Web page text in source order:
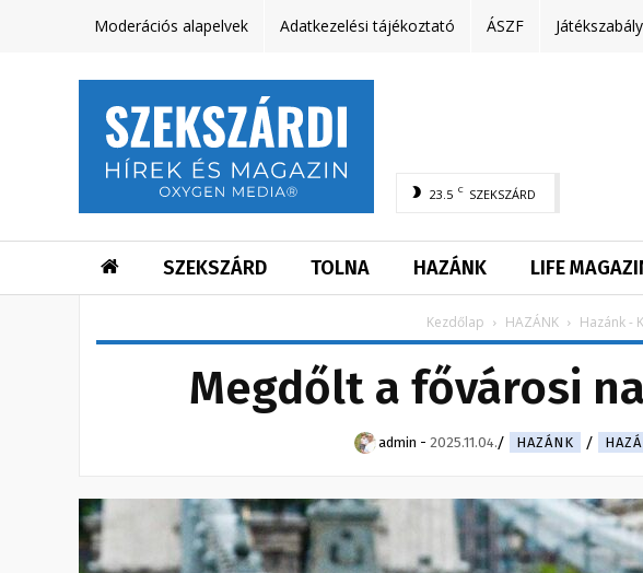
Moderációs alapelvek Adatkezelési tájékoztató ÁSZF
23.5 C SZEKSZÁRD
SZEKSZÁRD TOLNA HAZÁNK LIFE
Kezdőlap HAZÁNK Hazánk -
Megdőlt a fővárosi
admin - 2025.11.04. HAZÁNK